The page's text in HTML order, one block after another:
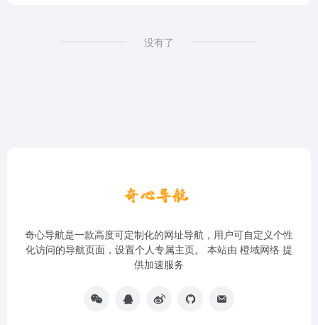
没有了
奇心导航是一款高度可定制化的网址导航，用户可自定义个性
化访问的导航页面，设置个人专属主页。 本站由 橙域网络 提
供加速服务